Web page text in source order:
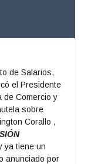
de Salarios,
el Presidente
de Comercio y
sobre
Corallo ,
ya tiene un
anunciado por